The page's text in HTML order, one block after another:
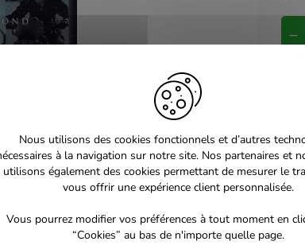
Nous utilisons des cookies fonctionnels et d’autres
à la navigation sur notre site. Nos partenaires et
utilisons également des cookies permettant de mesurer le
vous offrir une expérience client personnalisée.
Vous pourrez modifier vos préférences à tout moment en
“Cookies” au bas de n'importe quelle page.